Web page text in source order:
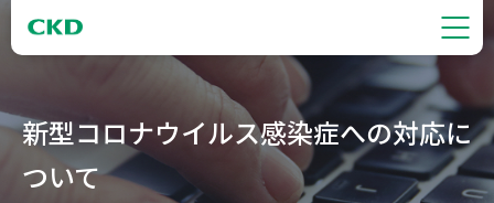
新型コロナウイルス感染症への対応に
ついて